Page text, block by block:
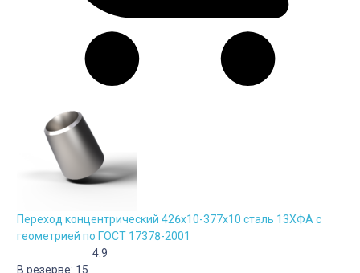
Переход концентрический 426х10-377х10 сталь 13ХФА с
геометрией по ГОСТ 17378-2001
4.9
В резерве: 15